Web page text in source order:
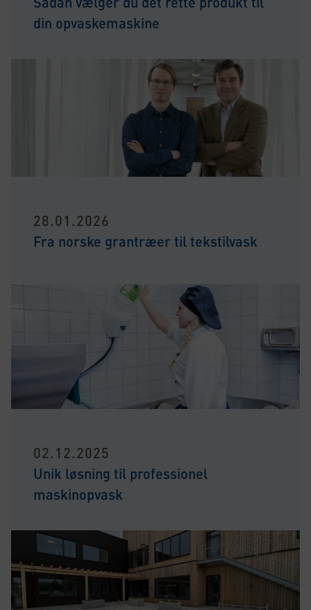
din opvaskemaskine
28.01.2026
Fra norske grantræer til tekstilvask
02.12.2025
Unik løsning til professionel
maskinopvask